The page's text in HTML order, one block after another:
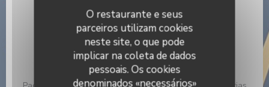
O restaurante e seus
parceiros utilizam cookies
neste site, o que pode
implicar na coleta de dados
pessoais. Os cookies
denominados «necessários»
Informações gerais
Culinária
Caseiro
Métodos de pagamento